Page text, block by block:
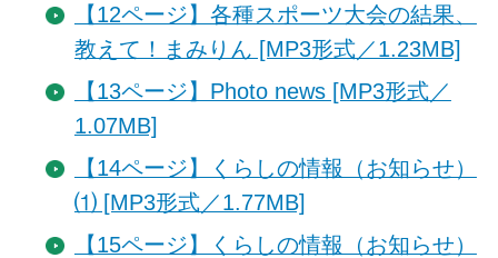
【12ページ】各種スポーツ大会の結果、
教えて！まみりん [MP3形式／1.23MB]
【13ページ】Photo news [MP3形式／
1.07MB]
【14ページ】くらしの情報（お知らせ）
⑴ [MP3形式／1.77MB]
【15ページ】くらしの情報（お知らせ）